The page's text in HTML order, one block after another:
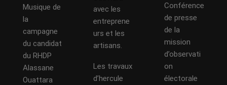
Musique de
la
campagne
du candidat
du RHDP
Alassane
Ouattara
avec les
entreprene
urs et les
artisans.
Les travaux
d’hercule
Conférence
de presse
de la
mission
d’observati
on
électorale